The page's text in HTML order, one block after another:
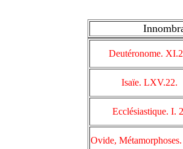
Deutéronome.
Isaïe. LXV.22.
Ecclésiastique. I.
Ovide,